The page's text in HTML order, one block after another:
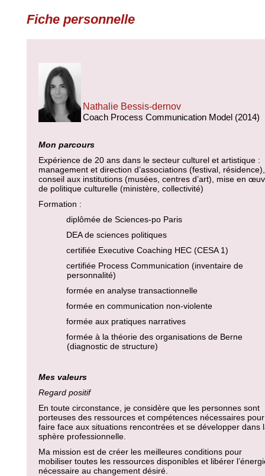
Fiche personnelle
Nathalie Bessis-dernov
Coach Process Communication Model (2014)
Mon parcours
Expérience de 20 ans dans le secteur culturel et artistique :
management et direction d’associations (festival, résidence),
conseil aux institutions (musées, centres d’art), mise en
de politique culturelle (ministère, collectivité)
Formation :
diplômée de Sciences-po Paris
DEA de sciences politiques
certifiée Executive Coaching HEC (CESA 1)
certifiée Process Communication (inventaire de
personnalité)
formée en analyse transactionnelle
formée en communication non-violente
formée aux pratiques narratives
formée à la théorie des organisations de Berne
(diagnostic de structure)
Mes valeurs
Regard positif
En toute circonstance, je considère que les personnes sont
porteuses des ressources et compétences nécessaires pour
faire face aux situations rencontrées et se développer dans
sphère professionnelle.
Ma mission est de créer les meilleures conditions pour
mobiliser toutes les ressources disponibles et libérer
nécessaire au changement désiré.